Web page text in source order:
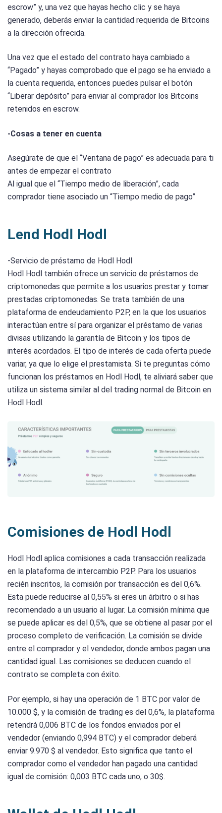
escrow” y, una vez que hayas hecho clic y se haya
generado, deberás enviar la cantidad requerida de Bitcoins
a la dirección ofrecida.
Una vez que el estado del contrato haya cambiado a
“Pagado” y hayas comprobado que el pago se ha enviado a
la cuenta requerida, entonces puedes pulsar el botón
“Liberar depósito” para enviar al comprador los Bitcoins
retenidos en escrow.
-Cosas a tener en cuenta
Asegúrate de que el “Ventana de pago” es adecuada para ti
antes de empezar el contrato
Al igual que el “Tiempo medio de liberación”, cada
comprador tiene asociado un “Tiempo medio de pago”
Lend Hodl Hodl
-Servicio de préstamo de Hodl Hodl
Hodl Hodl también ofrece un servicio de préstamos de
criptomonedas que permite a los usuarios prestar y tomar
prestadas criptomonedas. Se trata también de una
plataforma de endeudamiento P2P, en la que los usuarios
interactúan entre sí para organizar el préstamo de varias
divisas utilizando la garantía de Bitcoin y los tipos de
interés acordados. El tipo de interés de cada oferta puede
variar, ya que lo elige el prestamista. Si te preguntas cómo
funcionan los préstamos en Hodl Hodl, te aliviará saber que
utiliza un sistema similar al del trading normal de Bitcoin en
Hodl Hodl.
Comisiones de Hodl Hodl
Hodl Hodl aplica comisiones a cada transacción realizada
en la plataforma de intercambio P2P. Para los usuarios
recién inscritos, la comisión por transacción es del 0,6%.
Esta puede reducirse al 0,55% si eres un árbitro o si has
recomendado a un usuario al lugar. La comisión mínima que
se puede aplicar es del 0,5%, que se obtiene al pasar por el
proceso completo de verificación. La comisión se divide
entre el comprador y el vendedor, donde ambos pagan una
cantidad igual. Las comisiones se deducen cuando el
contrato se completa con éxito.
Por ejemplo, si hay una operación de 1 BTC por valor de
10.000 $, y la comisión de trading es del 0,6%, la plataforma
retendrá 0,006 BTC de los fondos enviados por el
vendedor (enviando 0,994 BTC) y el comprador deberá
enviar 9.970 $ al vendedor. Esto significa que tanto el
comprador como el vendedor han pagado una cantidad
igual de comisión: 0,003 BTC cada uno, o 30$.